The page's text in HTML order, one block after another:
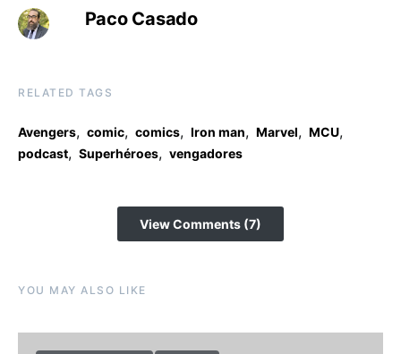
Paco Casado
RELATED TAGS
Avengers, comic, comics, Iron man, Marvel, MCU,
podcast, Superhéroes, vengadores
View Comments (7)
YOU MAY ALSO LIKE